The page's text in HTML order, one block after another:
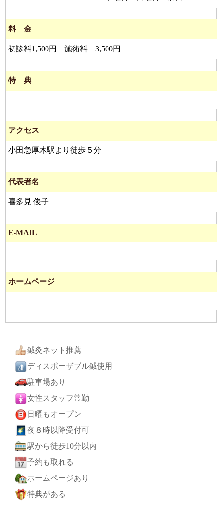
料 金
初診料1,500円 施術料 3,500円
特 典
アクセス
小田急厚木駅より徒歩５分
代表者名
喜多見 俊子
E-MAIL
ホームページ
鍼灸ネット推薦
ディスポーザブル鍼使用
駐車場あり
女性スタッフ常勤
日曜もオープン
夜８時以降受付可
駅から徒歩10分以内
予約も取れる
ホームページあり
特典がある